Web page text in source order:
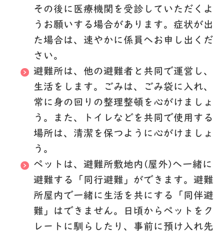
その後に医療機関を受診していただくよ
うお願いする場合があります。症状が出
た場合は、速やかに係員へお申し出くだ
さい。
避難所は、他の避難者と共同で運営し、
生活をします。ごみは、ごみ袋に入れ、
常に身の回りの整理整頓を心がけましょ
う。また、トイレなどを共同で使用する
場所は、清潔を保つように心がけましょ
う。
ペットは、避難所敷地内(屋外)へ一緒に
避難する
「同行避難」 ができます。避難
所屋内で一緒に生活を共にする
「同伴避
難」
はできません。日頃からペットをク
レートに馴らしたり、事前に預け入れ先